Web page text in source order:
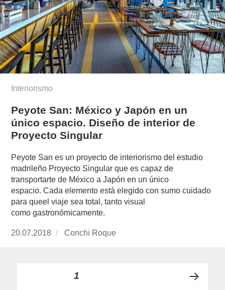
Interiorismo
Peyote San: México y Japón en un
único espacio. Diseño de interior de
Proyecto Singular
Peyote San es un proyecto de interiorismo del estudio
madrileño Proyecto Singular que es capaz de
transportarte de México a Japón en un único
espacio. Cada elemento está elegido con sumo cuidado
para queel viaje sea total, tanto visual
como gastronómicamente.
Publicado
20.07.2018
https://www.experimenta.es/author/conchi-
Conchi Roque
Paginación
PÁGINA1